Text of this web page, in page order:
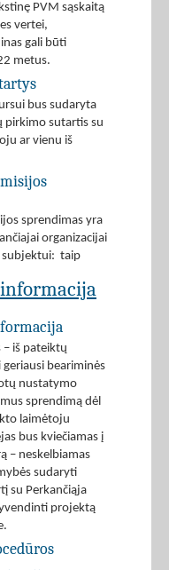
PVM sąskaitą
vertei,
gali būti
metus.
bus sudaryta
pirkimo sutartis su
ar vienu iš
sprendimas yra
organizacijai
subjektui: taip
– iš pateiktų
beariminės
nustatymo
sprendimą dėl
laimėtoju
bus kviečiamas į
– neskelbiamas
sudaryti
su Perkančiąja
projektą